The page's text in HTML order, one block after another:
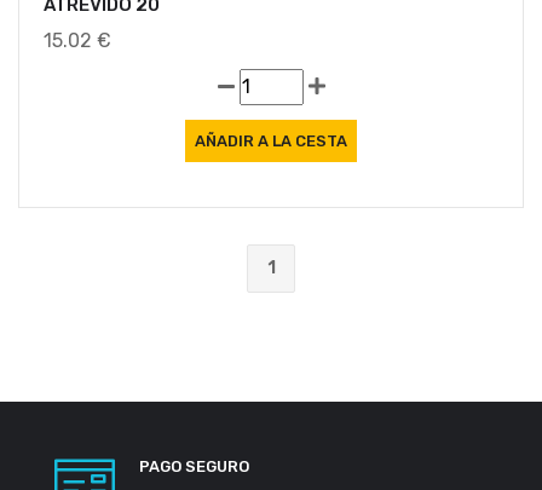
ATREVIDO 20
15.02 €
1
PAGO SEGURO